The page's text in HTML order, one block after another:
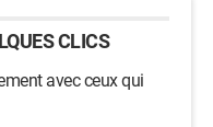
CLICS
avec ceux qui